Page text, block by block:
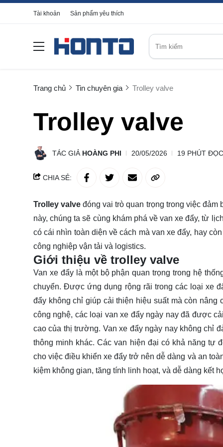
Tài khoản Sản phẩm yêu thích
Trang chủ Tin chuyên gia Trolley valve
Trolley valve
TÁC GIẢ HOÀNG PHI 20/05/2026 19 PHÚT ĐỌC
CHIA SẺ:
Trolley valve đóng vai trò quan trọng trong việc
này, chúng ta sẽ cùng khám phá về van xe đẩy, từ
có cái nhìn toàn diện về cách mà van xe đẩy, hay
công nghiệp vận tải và logistics.
Giới thiệu về trolley valve
Van xe đẩy là một bộ phận quan trọng trong hệ
chuyển. Được ứng dụng rộng rãi trong các loại xe
đẩy không chỉ giúp cải thiện hiệu suất mà còn
công nghệ, các loại van xe đẩy ngày nay đã được
cao của thị trường. Van xe đẩy ngày nay không chỉ
thông minh khác. Các van hiện đại có khả năng tự
cho việc điều khiển xe đẩy trở nên dễ dàng và an
kiệm không gian, tăng tính linh hoạt, và dễ dàng kết